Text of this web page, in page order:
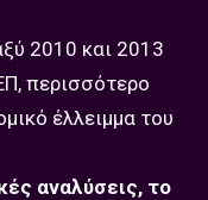
2010 και 2013
περισσότερο
έλλειμμα του
αναλύσεις, το